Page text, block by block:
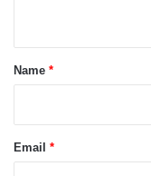
*Name *
Email *